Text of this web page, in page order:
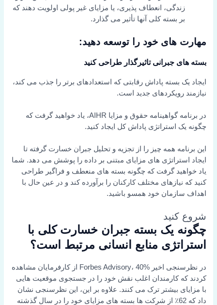
زندگی، انعطاف پذیری، یا مزایای غیر پولی اولویت دهند که
بر بسته کلی آنها تأثیر می گذارد.
مهارت های خود را توسعه دهید:
بسته های جبرانی تاثیرگذار طراحی کنید
ایجاد یک بسته پاداش رقابتی که استعدادهای برتر را جذب می کند،
نیازمند رویکردهای جدید است.
در برنامه گواهینامه حقوق و مزایا AIHR، یاد خواهید گرفت که
چگونه یک استراتژی پاداش کل ایجاد کنید.
این برنامه همه چیز را از تجزیه و تحلیل جبران خسارت گرفته تا
ایجاد استراتژی های مزایای مبتنی بر داده را پوشش می دهد. شما
یاد خواهید گرفت که چگونه بسته های منعطف و فراگیر طراحی
کنید که نیازهای مختلف کارکنان را برآورده کند و در عین حال با
اهداف سازمان خود همسو باشید.
شروع کنید
چگونه یک بسته جبران خسارت کلی با
استراتژی منابع انسانی مرتبط است؟
در نظرسنجی اخیر Forbes Advisory، 40% از کارفرمایان مشاهده
کردند که کارمندان اغلب نقش خود را در جستجوی موقعیت هایی
با مزایای بیشتر ترک می کنند. علاوه بر این، این نظرسنجی نشان
داد که 62٪ از شرکت ها بسته های مزایای خود را در سال گذشته